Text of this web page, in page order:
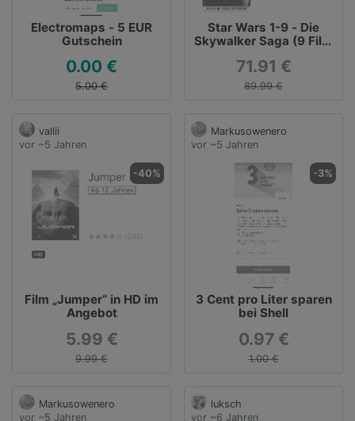
Electromaps - 5 EUR
Gutschein
0.00 €
5.00 €
‎Star Wars 1-9 - Die
Skywalker Saga (9 Film
71.91 €
89.99 €
vallii
vor ~5 Jahren
-40%
Film „Jumper“ in HD im
Angebot
5.99 €
9.99 €
Markusowenero
vor ~5 Jahren
-3%
3 Cent pro Liter sparen
bei Shell
0.97 €
1.00 €
Markusowenero
vor ~5 Jahren
luksch
vor ~6 Jahren